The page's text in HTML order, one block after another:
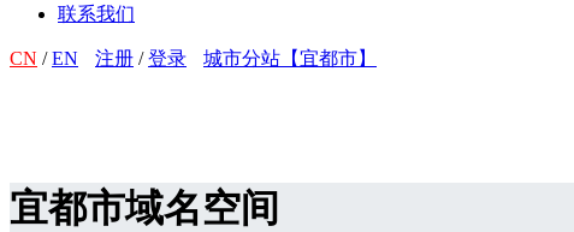
联系我们
CN /EN 注册 /登录 城市分站【宜都市】
宜都市域名空间